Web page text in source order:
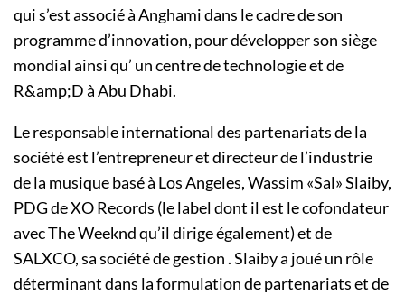
qui s’est associé à Anghami dans le cadre de son
programme d’innovation, pour développer son siège
mondial ainsi qu’ un centre de technologie et de
R&amp;D à Abu Dhabi.
Le responsable international des partenariats de la
société est l’entrepreneur et directeur de l’industrie
de la musique basé à Los Angeles, Wassim «Sal» Slaiby,
PDG de XO Records (le label dont il est le cofondateur
avec The Weeknd qu’il dirige également) et de
SALXCO, sa société de gestion . Slaiby a joué un rôle
déterminant dans la formulation de partenariats et de